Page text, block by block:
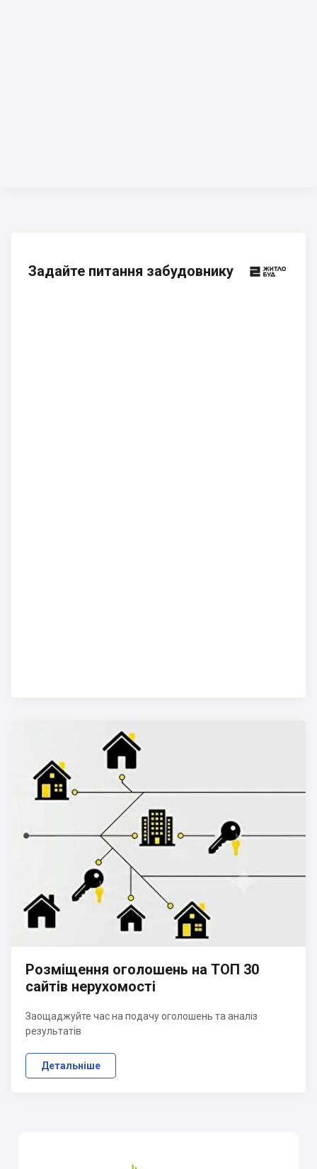
Задайте питання забудовнику
Розміщення оголошень на ТОП 30
сайтів нерухомості
Заощаджуйте час на подачу оголошень та аналіз
результатів
Детальніше